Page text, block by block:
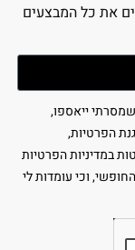
את כל המבצעים
ייאספו,
הפרטיות,
המפורטות במדיניות הפרטיות
וכי עומדות לי